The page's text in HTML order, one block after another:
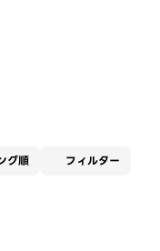
グ順 フィルター